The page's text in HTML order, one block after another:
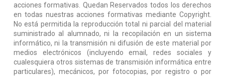
acciones formativas. Quedan Reservados todos los derechos
en todas nuestras acciones formativas mediante Copyright.
No está permitida la reproducción total ni parcial del material
suministrado al alumnado, ni la recopilación en un sistema
informático, ni la transmisión ni difusión de este material por
medios electrónicos (incluyendo email, redes sociales y
cualesquiera otros sistemas de transmisión informática entre
particulares), mecánicos, por fotocopias, por registro o por